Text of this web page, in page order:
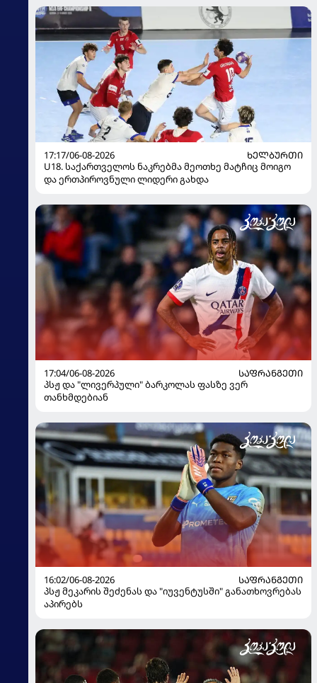
17:17/06-08-2026
ᲮᲔᲚᲑᲣᲠᲗᲘ
U18. საქართველოს ნაკრებმა მეოთხე მატჩიც მოიგო
და ერთპიროვნული ლიდერი გახდა
17:04/06-08-2026
ᲡᲐᲤᲠᲐᲜᲒᲔᲗᲘ
პსჟ და "ლივერპული" ბარკოლას ფასზე ვერ
თანხმდებიან
16:02/06-08-2026
ᲡᲐᲤᲠᲐᲜᲒᲔᲗᲘ
პსჟ მეკარის შეძენას და "იუვენტუსში" განათხოვრებას
აპირებს